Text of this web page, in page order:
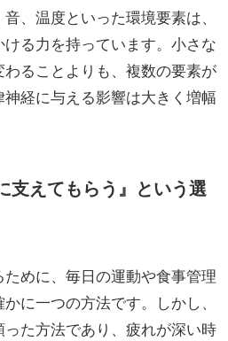
、温度といった環境要素は、
る力を持っています。小さな
ることよりも、複数の要素が
経に与える影響は大きく増幅
支えてもらう』という選
めに、毎日の運動や食事管理
に一つの方法です。しかし、
た方法であり、疲れが深い時